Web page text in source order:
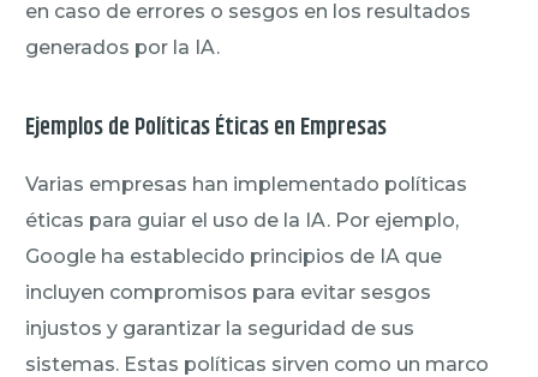
en caso de errores o sesgos en los resultados
generados por la IA.
Ejemplos de Políticas Éticas en Empresas
Varias empresas han implementado políticas
éticas para guiar el uso de la IA. Por ejemplo,
Google ha establecido principios de IA que
incluyen compromisos para evitar sesgos
injustos y garantizar la seguridad de sus
sistemas. Estas políticas sirven como un marco